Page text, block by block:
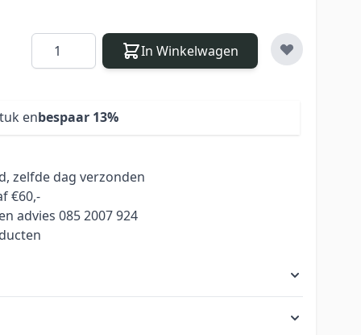
Aantal In Winkelwagen
enbespaar 13%
zelfde dag verzonden
€60,-
advies 085 2007 924